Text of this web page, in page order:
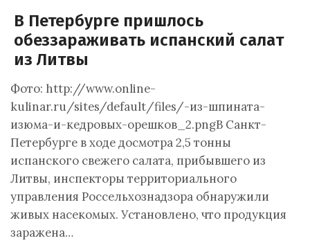
В Петербурге пришлось
обеззараживать испанский салат
из Литвы
Фото: http://www.online-
kulinar.ru/sites/default/files/-из-шпината-
изюма-и-кедровых-орешков_2.pngВ Санкт-
Петербурге в ходе досмотра 2,5 тонны
испанского свежего салата, прибывшего из
Литвы, инспекторы территориального
управления Россельхознадзора обнаружили
живых насекомых. Установлено, что продукция
заражена…